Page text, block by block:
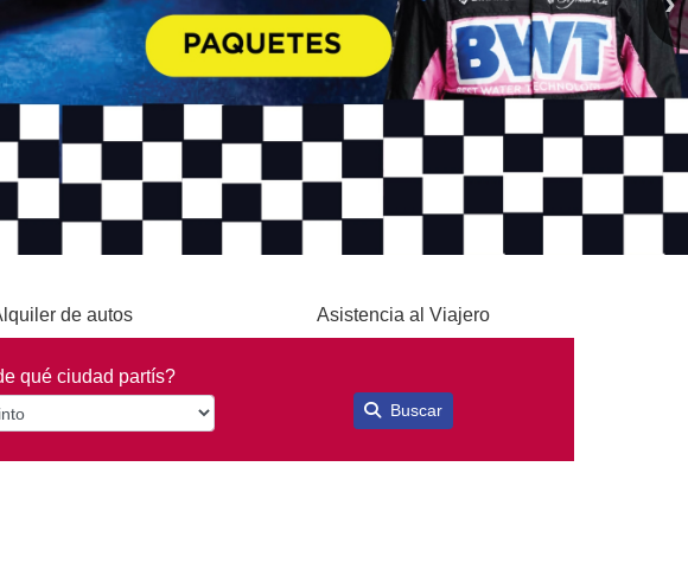
de autos Asistencia al Viajero
qué ciudad partís?
Buscar